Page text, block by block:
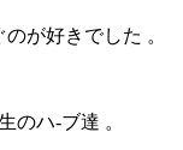
が好きでした 。
のハ-ブ達 。